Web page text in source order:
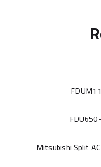
Mitsubishi Split